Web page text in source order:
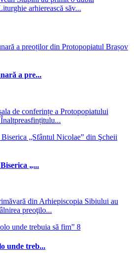
arhierească săv...
a pre...
de conferințe a Protopopiatului
„...
din Arhiepiscopia Sibiului au
preoţilo...
unde treb...